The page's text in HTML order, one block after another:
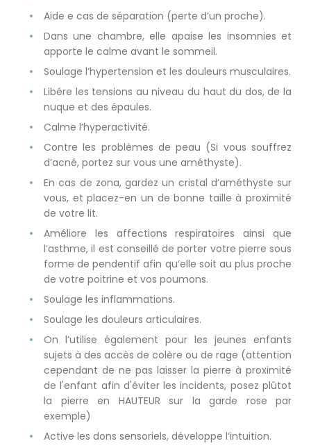
Aide e cas de séparation (perte d’un proche).
Dans une chambre, elle apaise les insomnies et
apporte le calme avant le sommeil.
Soulage l’hypertension et les douleurs musculaires.
Libére les tensions au niveau du haut du dos, de la
nuque et des épaules.
Calme l’hyperactivité.
Contre les problèmes de peau (Si vous souffrez
d’acné, portez sur vous une améthyste).
En cas de zona, gardez un cristal d’améthyste sur
vous, et placez-en un de bonne taille à proximité
de votre lit.
Améliore les affections respiratoires ainsi que
l’asthme, il est conseillé de porter votre pierre sous
forme de pendentif afin qu’elle soit au plus proche
de votre poitrine et vos poumons.
Soulage les inflammations.
Soulage les douleurs articulaires.
On l’utilise également pour les jeunes enfants
sujets à des accès de colère ou de rage (attention
cependant de ne pas laisser la pierre à proximité
de l'enfant afin d'éviter les incidents, posez plûtot
la pierre en HAUTEUR sur la garde rose par
exemple)
Active les dons sensoriels, développe l’intuition.